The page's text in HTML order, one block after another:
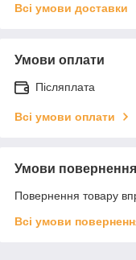
Всі умови доставки
Умови оплати
Післяплата
Всі умови оплати
Умови повернення
Повернення товару
Всі умови